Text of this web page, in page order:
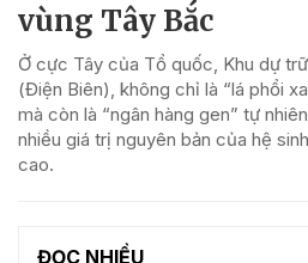
vùng Tây Bắc
Ở cực Tây của Tổ quốc, Khu dự
(Điện Biên), không chỉ là “lá phổi
mà còn là “ngân hàng gen” tự
nhiều giá trị nguyên bản của hệ
cao.
ĐỌC NHIỀU